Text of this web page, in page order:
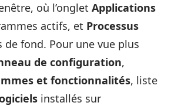
où l’onglet Applications
actifs, et Processus
de fond. Pour une vue plus
de configuration,
et fonctionnalités, liste
installés sur